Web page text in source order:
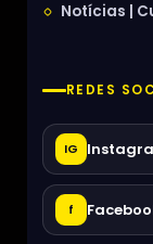
Notícias |
REDES
IG
f